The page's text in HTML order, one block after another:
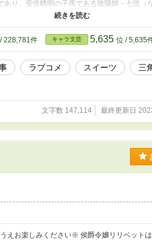
り、安倍晴明の子孫である陰陽師・七弦（
奈の周囲で、謎の白蛇 VS 現代の陰陽師の恋
228,781件 キャラ文芸 5,635 位 / 5,635
ラブコメ スイーツ
三
文字数 147,114 最終更新日
えお楽しみください※ 侯爵令嬢リリベット